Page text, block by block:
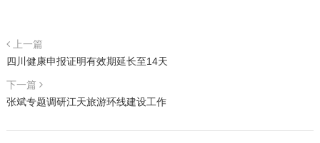
上一篇
四川健康申报证明有效期延长至14天
下一篇
张斌专题调研江天旅游环线建设工作